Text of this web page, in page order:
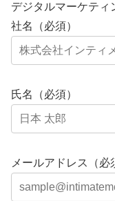
デジタルマーケティ
社名（必須）
氏名（必須）
メールアドレス（必